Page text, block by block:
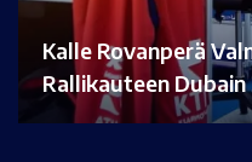
Kalle Rovanperä
Rallikauteen